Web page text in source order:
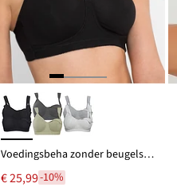
Voedingsbeha zonder beugels met biologisch katoen (set van 2)
€ 25,99-10%